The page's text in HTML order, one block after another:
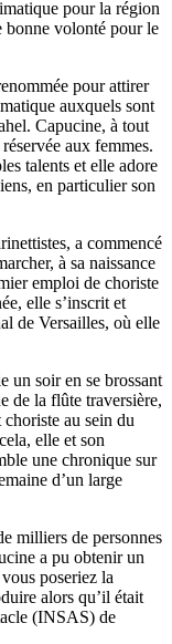
pour la région
bonne volonté pour le
pour attirer
auxquels sont
Capucine, à tout
aux femmes.
talents et elle adore
en particulier son
a commencé
à sa naissance
emploi de choriste
elle s’inscrit et
de Versailles, où elle
un soir en se brossant
de la flûte traversière,
au sein du
elle et son
une chronique sur
d’un large
milliers de personnes
a pu obtenir un
poseriez la
alors qu’il était
(INSAS) de